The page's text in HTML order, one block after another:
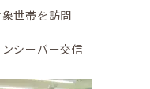
世帯を訪問
シーバー交信